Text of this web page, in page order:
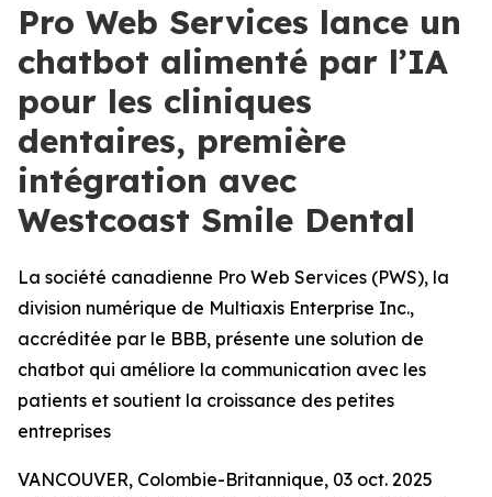
Pro Web Services lance un
chatbot alimenté par l’IA
pour les cliniques
dentaires, première
intégration avec
Westcoast Smile Dental
La société canadienne Pro Web Services (PWS), la
division numérique de Multiaxis Enterprise Inc.,
accréditée par le BBB, présente une solution de
chatbot qui améliore la communication avec les
patients et soutient la croissance des petites
entreprises
VANCOUVER, Colombie-Britannique, 03 oct. 2025